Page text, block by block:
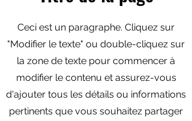
Ceci est un paragraphe. Cliquez sur
"Modifier le texte" ou double-cliquez sur
la zone de texte pour commencer à
modifier le contenu et assurez-vous
d'ajouter tous les détails ou informations
pertinents que vous souhaitez partager